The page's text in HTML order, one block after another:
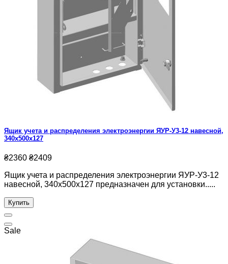
Ящик учета и распределения электроэнергии ЯУР-У3-12 навесной,
340x500x127
₴2360 ₴2409
Ящик учета и распределения электроэнергии ЯУР-У3-12
навесной, 340x500x127 предназначен для установки.....
Купить
Sale